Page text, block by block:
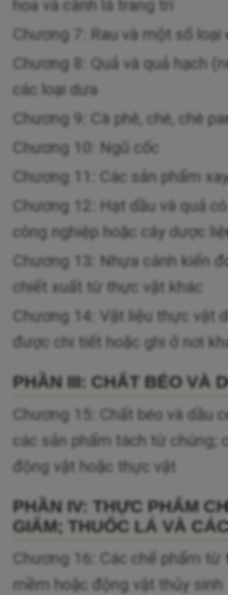
hoa và cành lá trang trí
Chương 7: Rau và một số
Chương 8: Quả và quả hạch
các loại dưa
Chương 9: Cà phê, chè, chè
Chương 10: Ngũ cốc
Chương 11: Các sản phẩm
Chương 12: Hạt dầu và quả
công nghiệp hoặc cây dược
Chương 13: Nhựa cánh kiến
chiết xuất từ thực vật khác
Chương 14: Vật liệu thực vật
được chi tiết hoặc ghi ở nơi
PHẦN III: CHẤT BÉO VÀ
Chương 15: Chất béo và dầu
các sản phẩm tách từ chúng;
động vật hoặc thực vật
PHẦN IV: THỰC PHẨM
GIẤM; THUỐC LÁ VÀ
Chương 16: Các chế phẩm
mềm hoặc động vật thủy